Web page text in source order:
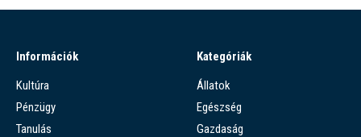
Információk
Kultúra
Pénzügy
Tanulás
Kategóriák
Állatok
Egészség
Gazdaság